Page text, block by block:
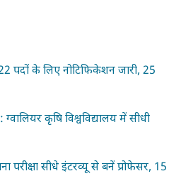
पदों के लिए नोटिफिकेशन जारी, 25
कृषि विश्वविद्यालय में सीधी
परीक्षा सीधे इंटरव्यू से बनें प्रोफेसर, 15